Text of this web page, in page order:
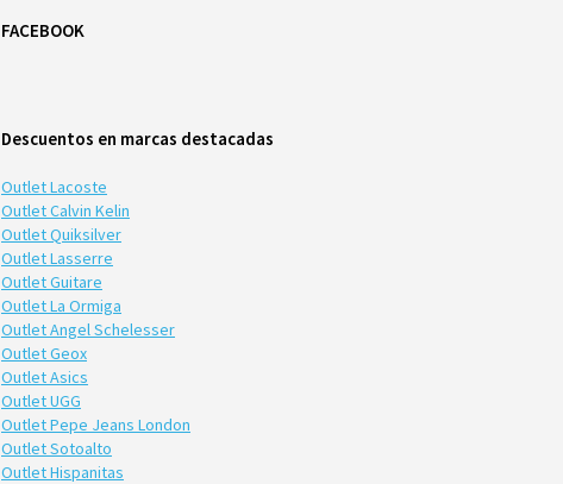
FACEBOOK
Descuentos en marcas destacadas
Outlet Lacoste
Outlet Calvin Kelin
Outlet Quiksilver
Outlet Lasserre
Outlet Guitare
Outlet La Ormiga
Outlet Angel Schelesser
Outlet Geox
Outlet Asics
Outlet UGG
Outlet Pepe Jeans London
Outlet Sotoalto
Outlet Hispanitas